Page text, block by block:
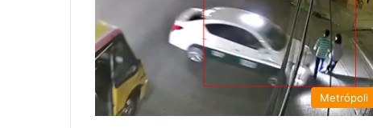
Metrópoli